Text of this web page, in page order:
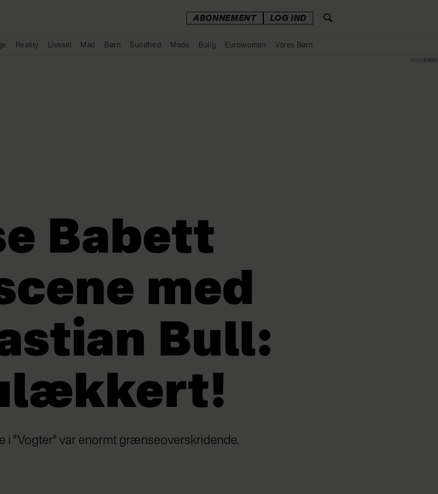
ABONNEMENT LOG IND
Reality Livsstil Mad Børn Sundhed Mode Bolig Eurowoman Vores Børn
Babett
med
Bull:
i "Vogter" var enormt grænseoverskridende.
Annonce